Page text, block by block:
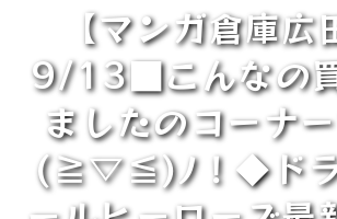
【マンガ倉庫広
9/13■こんなの
ましたのコーナ
(≧▽≦)ﾉ！◆ドラ